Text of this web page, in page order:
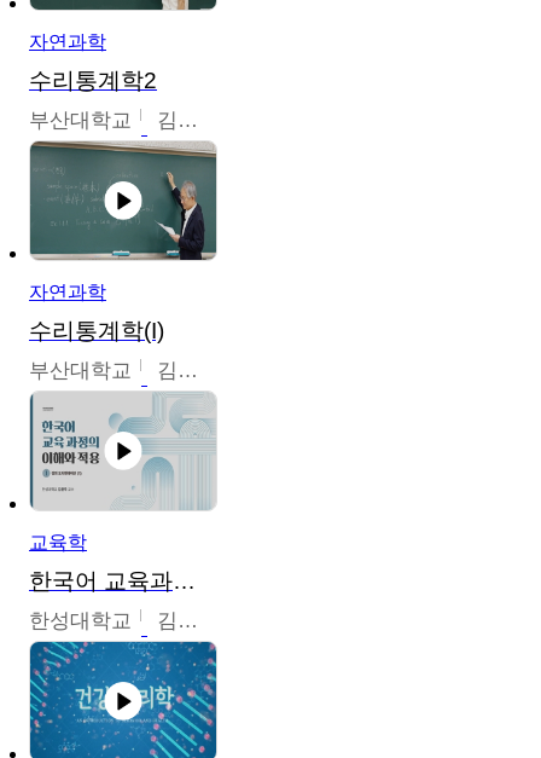
자연과학
수리통계학2
부산대학교 김충락
자연과학
수리통계학(I)
부산대학교 김충락
교육학
한국어 교육과정의 이해와 적용
한성대학교 김윤주